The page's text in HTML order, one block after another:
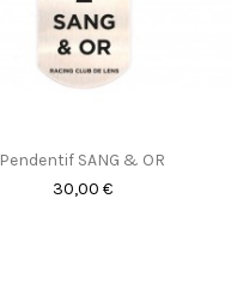
Pendentif SANG & OR
30,00 €